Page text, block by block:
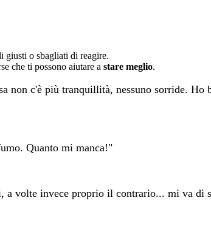
giusti o sbagliati di reagire.
che ti possono aiutare a stare meglio.
non c'è più tranquillità, nessuno sorride. Ho
Quanto mi manca!"
volte invece proprio il contrario... mi va di